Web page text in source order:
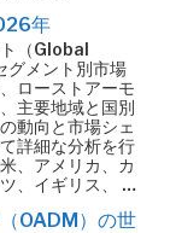
年
（Global
メント別市場
ローストアーモ
主要地域と国別
動向と市場シェ
詳細な分析を行
、アメリカ、カ
、イギリス、 …
OADM）の世